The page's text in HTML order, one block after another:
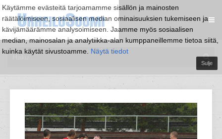
Käytämme evästeitä tarjoamamme sisällön ja mainosten
räätälöimiseen, sosiaalisen median ominaisuuksien tukemiseen ja
kävijämäärämme analysoimiseen. Jaamme myös sosiaalisen
median, mainosalan ja analytiikka-alan kumppaneillemme tietoa siitä,
kuinka käytät sivustoamme. Näytä tiedot
Sulje